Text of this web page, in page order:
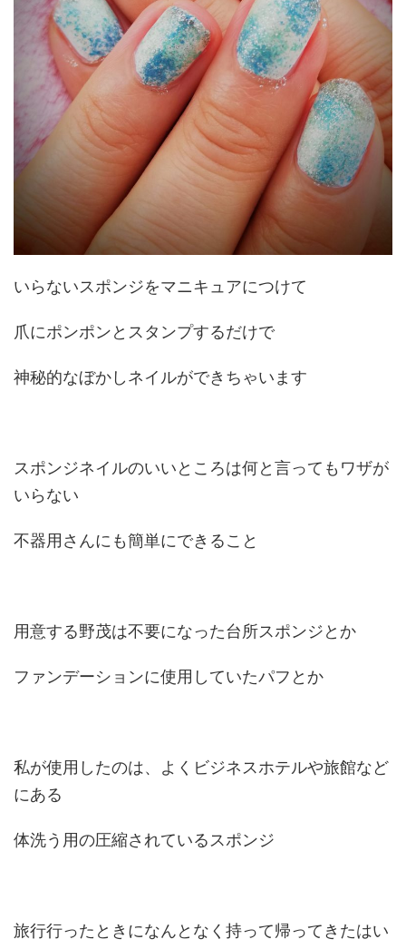
いらないスポンジをマニキュアにつけて
爪にポンポンとスタンプするだけで
神秘的なぼかしネイルができちゃいます
スポンジネイルのいいところは何と言ってもワザが
いらない
不器用さんにも簡単にできること
用意する野茂は不要になった台所スポンジとか
ファンデーションに使用していたパフとか
私が使用したのは、よくビジネスホテルや旅館など
にある
体洗う用の圧縮されているスポンジ
旅行行ったときになんとなく持って帰ってきたはい